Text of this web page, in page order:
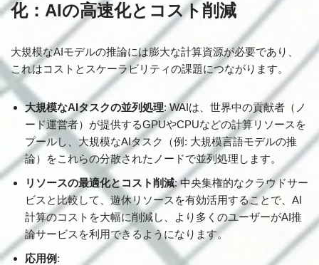
化：AIの高速化とコスト削減
大規模なAIモデルの推論には膨大な計算資源が必要であり、
これはコストとスケーラビリティの課題につながります。
大規模なAIタスクの並列処理: WAIは、世界中の貢献者（ノ
ード運営者）が提供するGPUやCPUなどの計算リソースを
プールし、大規模なAIタスク（例: 大規模言語モデルの推
論）をこれらの分散されたノードで並列処理します。
リソースの最適化とコスト削減: 中央集権的なクラウドサー
ビスと比較して、遊休リソースを有効活用することで、AI
計算のコストを大幅に削減し、より多くのユーザーがAI推
論サービスを利用できるようになります。
応用例: